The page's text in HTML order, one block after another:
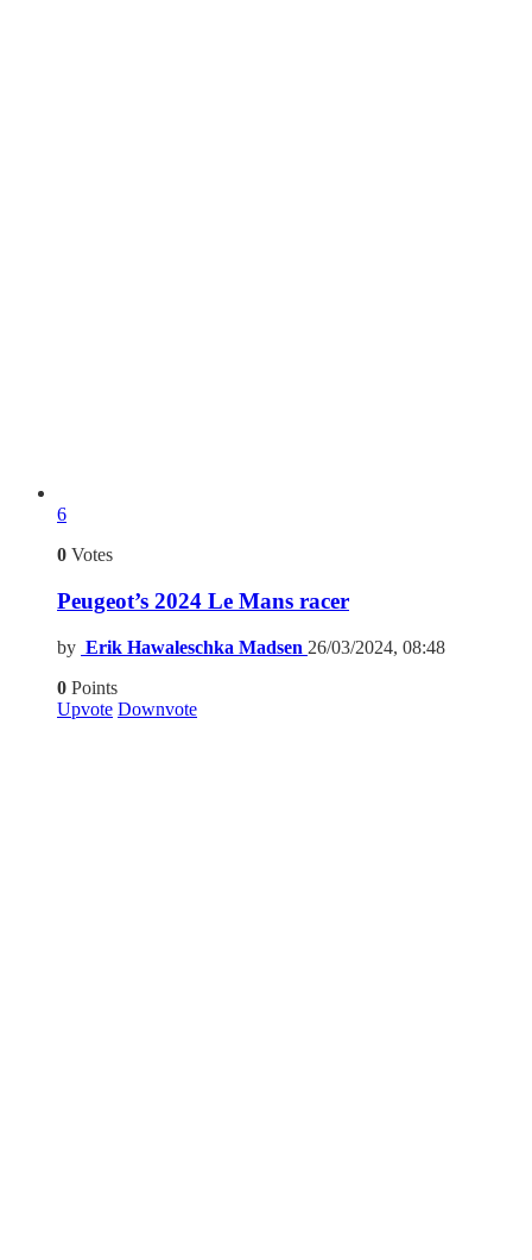
6
0 Votes
Peugeot’s 2024 Le Mans racer
by Erik Hawaleschka Madsen 26/03/2024, 08:48
0 Points
Upvote Downvote